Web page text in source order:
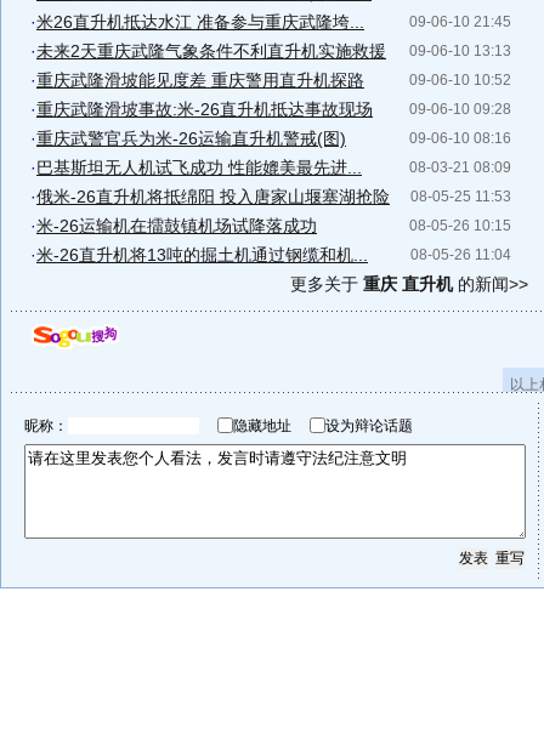
09-06-10 21:45
·米26直升机抵达水江 准备参与重庆武隆垮...
09-06-10 13:13
·未来2天重庆武隆气象条件不利直升机实施救援
09-06-10 10:52
·重庆武隆滑坡能见度差 重庆警用直升机探路
09-06-10 09:28
·重庆武隆滑坡事故:米-26直升机抵达事故现场
09-06-10 08:16
·重庆武警官兵为米-26运输直升机警戒(图)
08-03-21 08:09
·巴基斯坦无人机试飞成功 性能媲美最先进...
08-05-25 11:53
·俄米-26直升机将抵绵阳 投入唐家山堰塞湖抢险
08-05-26 10:15
·米-26运输机在擂鼓镇机场试降落成功
08-05-26 11:04
·米-26直升机将13吨的掘土机通过钢缆和机...
更多关于 重庆 直升机的新闻>>
以
昵称： 隐藏地址 设为辩论话题